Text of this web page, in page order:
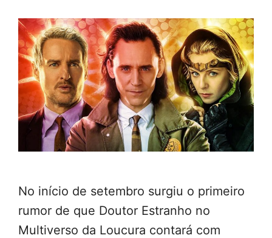
No início de setembro surgiu o primeiro
rumor de que Doutor Estranho no
Multiverso da Loucura contará com